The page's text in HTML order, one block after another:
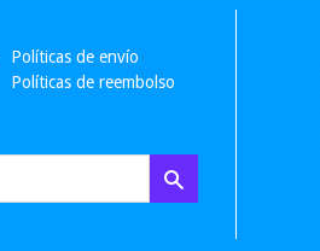
Políticas de envío
Políticas de reembolso